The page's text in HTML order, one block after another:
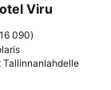
Viru
16 090
Tallinnanlahdelle